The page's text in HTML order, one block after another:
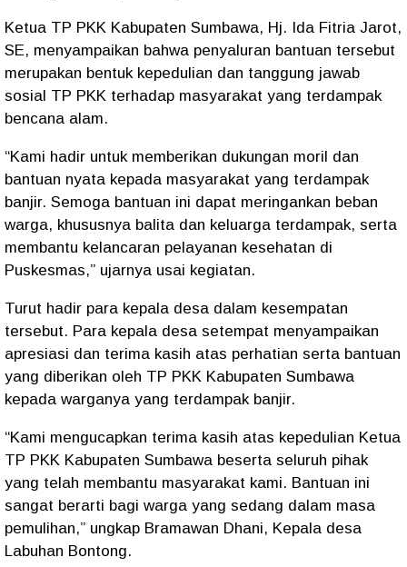
Ketua TP PKK Kabupaten Sumbawa, Hj. Ida Fitria Jarot,
SE, menyampaikan bahwa penyaluran bantuan tersebut
merupakan bentuk kepedulian dan tanggung jawab
sosial TP PKK terhadap masyarakat yang terdampak
bencana alam.
“Kami hadir untuk memberikan dukungan moril dan
bantuan nyata kepada masyarakat yang terdampak
banjir. Semoga bantuan ini dapat meringankan beban
warga, khususnya balita dan keluarga terdampak, serta
membantu kelancaran pelayanan kesehatan di
Puskesmas,” ujarnya usai kegiatan.
Turut hadir para kepala desa dalam kesempatan
tersebut. Para kepala desa setempat menyampaikan
apresiasi dan terima kasih atas perhatian serta bantuan
yang diberikan oleh TP PKK Kabupaten Sumbawa
kepada warganya yang terdampak banjir.
“Kami mengucapkan terima kasih atas kepedulian Ketua
TP PKK Kabupaten Sumbawa beserta seluruh pihak
yang telah membantu masyarakat kami. Bantuan ini
sangat berarti bagi warga yang sedang dalam masa
pemulihan,” ungkap Bramawan Dhani, Kepala desa
Labuhan Bontong.